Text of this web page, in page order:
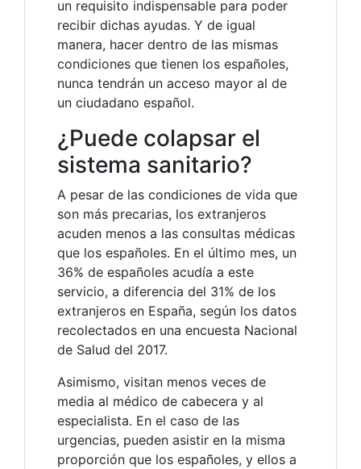
un requisito indispensable para poder
recibir dichas ayudas. Y de igual
manera, hacer dentro de las mismas
condiciones que tienen los españoles,
nunca tendrán un acceso mayor al de
un ciudadano español.
¿Puede colapsar el
sistema sanitario?
A pesar de las condiciones de vida que
son más precarias, los extranjeros
acuden menos a las consultas médicas
que los españoles. En el último mes, un
36% de españoles acudía a este
servicio, a diferencia del 31% de los
extranjeros en España, según los datos
recolectados en una encuesta Nacional
de Salud del 2017.
Asimismo, visitan menos veces de
media al médico de cabecera y al
especialista. En el caso de las
urgencias, pueden asistir en la misma
proporción que los españoles, y ellos a